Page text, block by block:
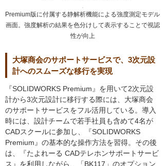
Premium版に付属する静解析機能による強度測定モデル
画面。強度解析の結果を色分けして表示することで視認
性が向上
大塚商会のサポートサービスで、3次元設
計へのスムーズな移行を実現
『SOLIDWORKS Premium』を用いて2次元設
計から3次元設計に移行する際には、大塚商会
のサポートサービスをフル活用している。導入
時には、設計チームで若手社員も含めて4名が
CADスクールに参加し、『SOLIDWORKS
Premium』の基本的な操作方法を習得。その後
は、『たよれーる CADテレホンサポートサービ
ス』を利用しながら、「BK117」のオプション